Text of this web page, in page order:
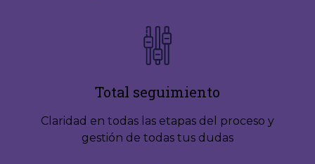
Total seguimiento
Claridad en todas las etapas del proceso y
gestión de todas tus dudas